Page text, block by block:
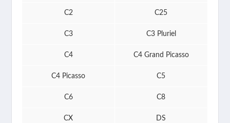
C2 C25
C3 C3 Pluriel
C4 C4 Grand Picasso
C4 Picasso C5
C6 C8
CX DS